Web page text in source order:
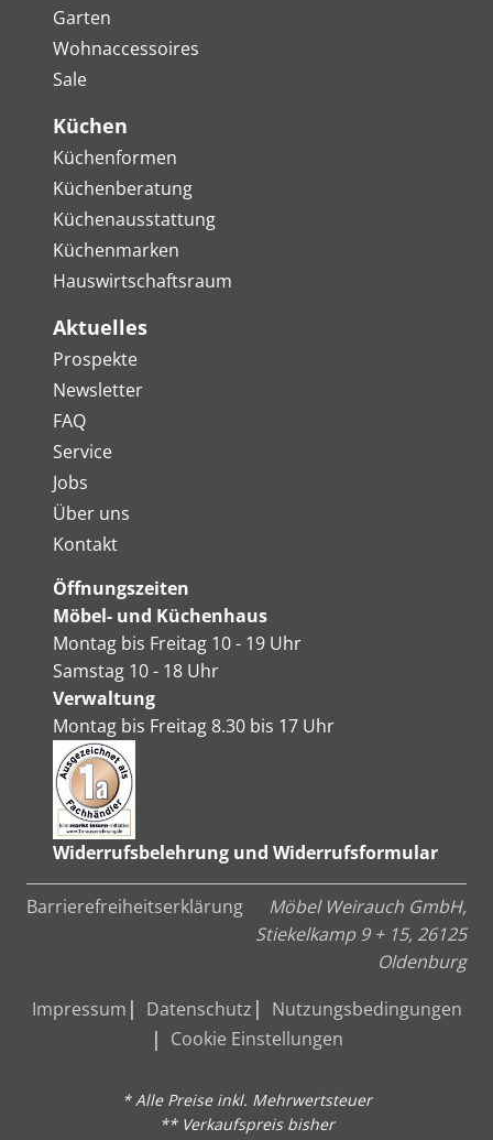
Garten
Wohnaccessoires
Sale
Küchen
Küchenformen
Küchenberatung
Küchenausstattung
Küchenmarken
Hauswirtschaftsraum
Aktuelles
Prospekte
Newsletter
FAQ
Service
Jobs
Über uns
Kontakt
Öffnungszeiten
Möbel- und Küchenhaus
Montag bis Freitag 10 - 19 Uhr
Samstag 10 - 18 Uhr
Verwaltung
Montag bis Freitag 8.30 bis 17 Uhr
Widerrufsbelehrung und Widerrufsformular
Barrierefreiheitserklärung
Möbel Weirauch GmbH,
Stiekelkamp 9 + 15, 26125
Oldenburg
Impressum
Datenschutz
Nutzungsbedingungen
Cookie Einstellungen
* Alle Preise inkl. Mehrwertsteuer
** Verkaufspreis bisher